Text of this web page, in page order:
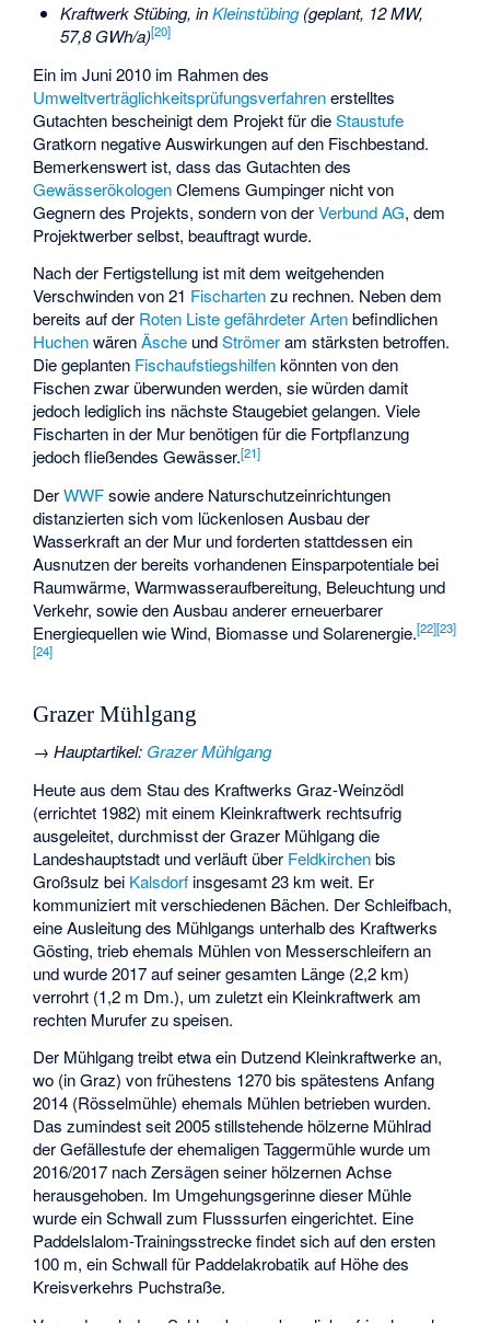
Kraftwerk Stübing, inKleinstübing(geplant, 12 MW,
57,8 GWh/a)[20]
Ein im Juni 2010 im Rahmen des
Umweltverträglichkeitsprüfungsverfahrenerstelltes
Gutachten bescheinigt dem Projekt für dieStaustufe
Gratkorn negative Auswirkungen auf den Fischbestand.
Bemerkenswert ist, dass das Gutachten des
GewässerökologenClemens Gumpinger nicht von
Gegnern des Projekts, sondern von derVerbund AG, dem
Projektwerber selbst, beauftragt wurde.
Nach der Fertigstellung ist mit dem weitgehenden
Verschwinden von 21 Fischartenzu rechnen. Neben dem
bereits auf der Roten Liste gefährdeter Artenbefindlichen
HuchenwärenÄsche undStrömeram stärksten betroffen.
Die geplanten Fischaufstiegshilfenkönnten von den
Fischen zwar überwunden werden, sie würden damit
jedoch lediglich ins nächste Staugebiet gelangen. Viele
Fischarten in der Mur benötigen für die Fortpflanzung
jedoch fließendes Gewässer.[21]
DerWWFsowie andere Naturschutzeinrichtungen
distanzierten sich vom lückenlosen Ausbau der
Wasserkraft an der Mur und forderten stattdessen ein
Ausnutzen der bereits vorhandenen Einsparpotentiale bei
Raumwärme, Warmwasseraufbereitung, Beleuchtung und
Verkehr, sowie den Ausbau anderer erneuerbarer
Energiequellen wie Wind, Biomasse und Solarenergie.[22][23]
[24]
Grazer Mühlgang
→Hauptartikel: Grazer Mühlgang
Heute aus dem Stau des Kraftwerks Graz-Weinzödl
(errichtet 1982) mit einem Kleinkraftwerk rechtsufrig
ausgeleitet, durchmisst der Grazer Mühlgang die
Landeshauptstadt und verläuft über Feldkirchenbis
Großsulz bei Kalsdorf insgesamt 23 km weit. Er
kommuniziert mit verschiedenen Bächen. Der Schleifbach,
eine Ausleitung des Mühlgangs unterhalb des Kraftwerks
Gösting, trieb ehemals Mühlen von Messerschleifern an
und wurde 2017 auf seiner gesamten Länge (2,2 km)
verrohrt (1,2 m Dm.), um zuletzt ein Kleinkraftwerk am
rechten Murufer zu speisen.
Der Mühlgang treibt etwa ein Dutzend Kleinkraftwerke an,
wo (in Graz) von frühestens 1270 bis spätestens Anfang
2014 (Rösselmühle) ehemals Mühlen betrieben wurden.
Das zumindest seit 2005 stillstehende hölzerne Mühlrad
der Gefällestufe der ehemaligen Taggermühle wurde um
2016/2017 nach Zersägen seiner hölzernen Achse
herausgehoben. Im Umgehungsgerinne dieser Mühle
wurde ein Schwall zum Flusssurfen eingerichtet. Eine
Paddelslalom-Trainingsstrecke findet sich auf den ersten
100 m, ein Schwall für Paddelakrobatik auf Höhe des
Kreisverkehrs Puchstraße.